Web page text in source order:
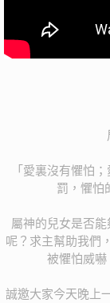
「愛裏沒有懼怕
罰，懼怕
屬神的兒女是否
呢？求主幫助我們
被懼怕威嚇
誠邀大家今天晚上